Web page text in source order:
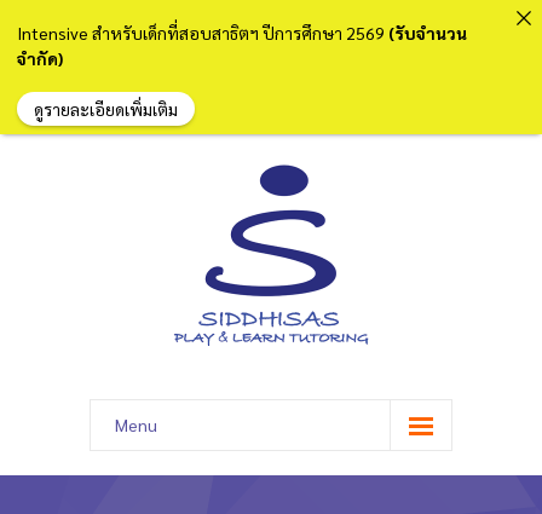
Menu
หน้าแรก
Intensive สำหรับเด็กที่สอบสาธิตฯ ปีการศึกษา 2569 (รับจำนวน
จำกัด)
ดูรายละเอียดเพิ่มเติม